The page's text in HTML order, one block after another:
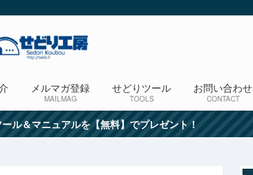
メルマガ登録
MAILMAG
せどりツール
TOOLS
お問い合わせ
CONTACT
ル＆マニュアルを【無料】でプレゼント！